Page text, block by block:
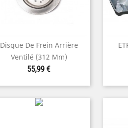
Disque De Frein Arrière
Ventilé (312 Mm)
Prix
55,99 €
Aperçu rapide